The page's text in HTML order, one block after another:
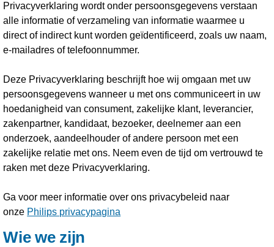
Privacyverklaring wordt onder persoonsgegevens verstaan
alle informatie of verzameling van informatie waarmee u
direct of indirect kunt worden geïdentificeerd, zoals uw naam,
e-mailadres of telefoonnummer.
Deze Privacyverklaring beschrijft hoe wij omgaan met uw
persoonsgegevens wanneer u met ons communiceert in uw
hoedanigheid van consument, zakelijke klant, leverancier,
zakenpartner, kandidaat, bezoeker, deelnemer aan een
onderzoek, aandeelhouder of andere persoon met een
zakelijke relatie met ons. Neem even de tijd om vertrouwd te
raken met deze Privacyverklaring.
Ga voor meer informatie over ons privacybeleid naar
onze Philips privacypagina
Wie we zijn